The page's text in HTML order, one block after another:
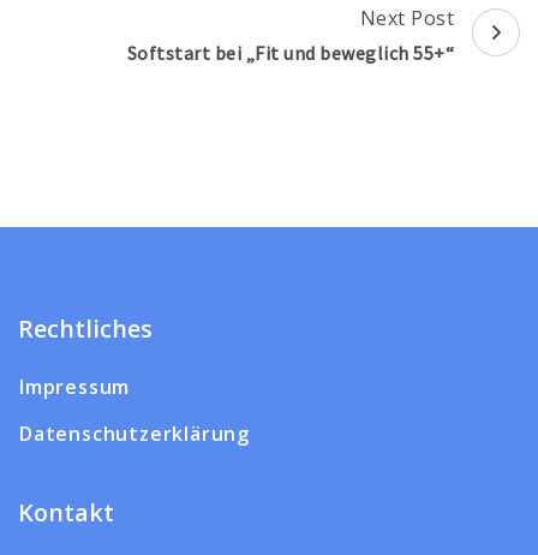
Next Post
Softstart bei „Fit und beweglich 55+“
Rechtliches
Impressum
Datenschutzerklärung
Kontakt